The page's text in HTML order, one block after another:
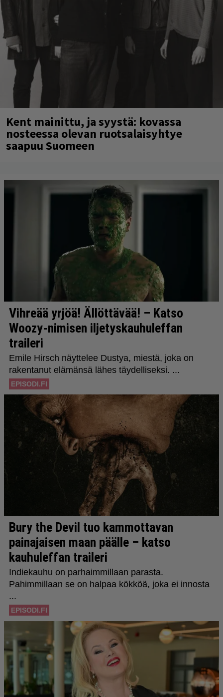
Kent mainittu, ja syystä: kovassa
nosteessa olevan ruotsalaisyhtye
saapuu Suomeen